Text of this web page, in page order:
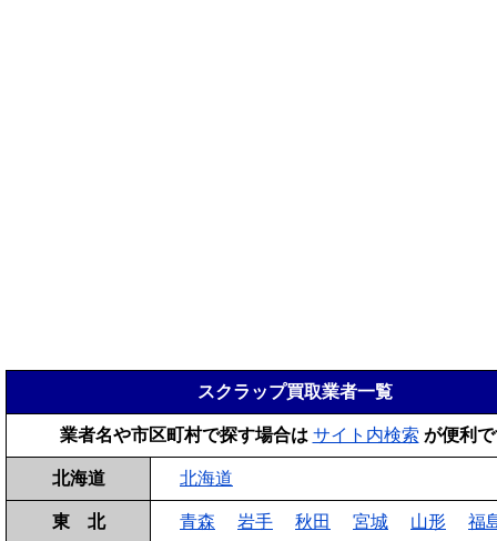
スクラップ買取業者一覧
業者名や市区町村で探す場合は サイト内検索 が便利
北海道 北海道
東 北 青森 岩手 秋田 宮城 山形 福